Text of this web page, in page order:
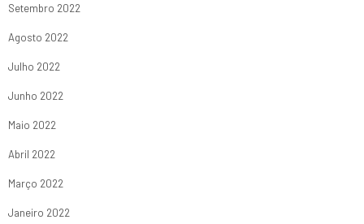
Setembro 2022
Agosto 2022
Julho 2022
Junho 2022
Maio 2022
Abril 2022
Março 2022
Janeiro 2022